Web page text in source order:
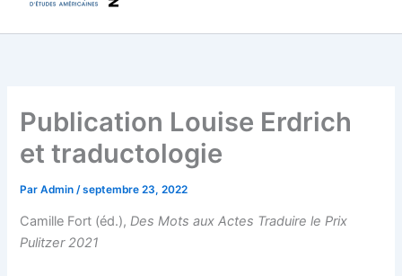
Publication Louise Erdrich
et traductologie
ParAdmin/septembre 23, 2022
Camille Fort (éd.),Des Mots aux Actes Traduire le Prix
Pulitzer 2021